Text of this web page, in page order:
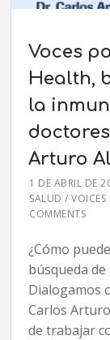
Voces
Health,
la
Arturo
1 DE ABRIL DE
SALUD / VOICES
COMMENTS
¿Cómo
búsqueda de
Dialogamos
Carlos
de trabajar